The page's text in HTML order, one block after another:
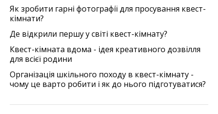
Як зробити гарні фотографії для просування квест-
кімнати?
Де відкрили першу у світі квест-кімнату?
Квест-кімната вдома - ідея креативного дозвілля
для всієї родини
Організація шкільного походу в квест-кімнату -
чому це варто робити і як до нього підготуватися?